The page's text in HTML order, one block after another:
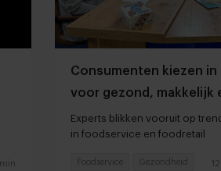
min
Consumenten kiezen in
voor gezond, makkelijk
Experts blikken vooruit op
in foodservice en foodretail
Foodservice Gezondheid